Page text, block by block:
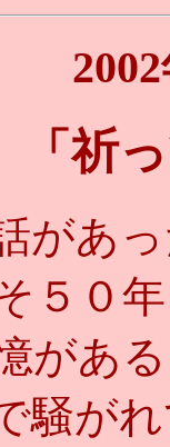
「祈
があ
５０
があ
騒が